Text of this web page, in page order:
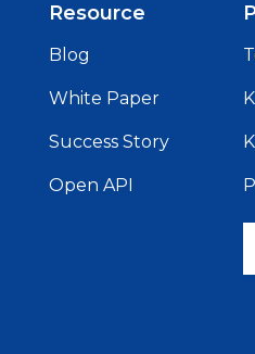
Resource
Blog
White Paper
Success Story
Open API